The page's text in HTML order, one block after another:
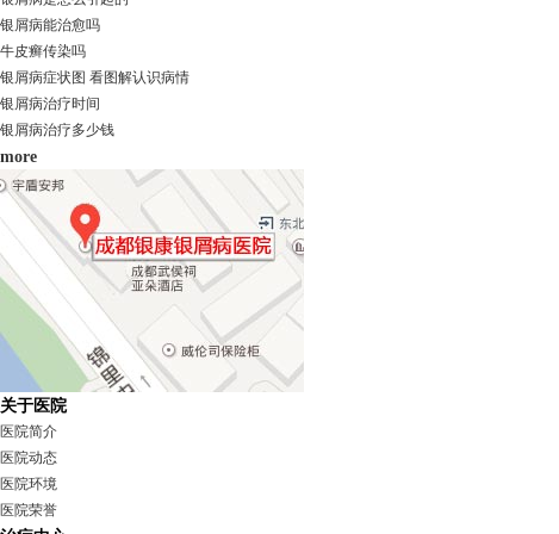
银屑病能治愈吗
牛皮癣传染吗
银屑病症状图 看图解认识病情
银屑病治疗时间
银屑病治疗多少钱
more
关于医院
医院简介
医院动态
医院环境
医院荣誉